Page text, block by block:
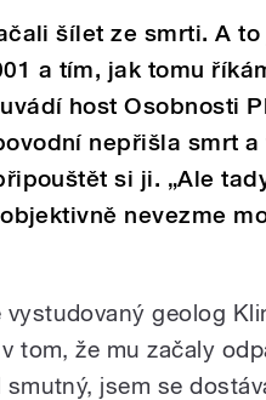
šílet ze smrti. A
a tím, jak tomu
host Osobnosti
nepřišla smrt
si ji. „Ale
nevezme
geolog
tom, že mu začaly
jsem se